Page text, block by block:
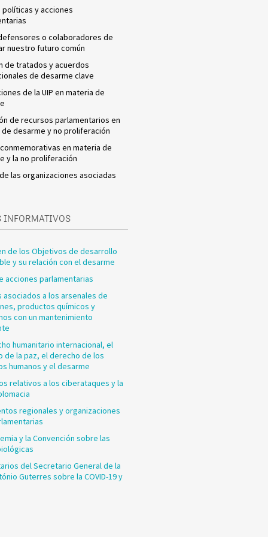
políticas y acciones
o colaboradores de
nuestro futuro común
de tratados y acuerdos
de desarme clave
de la UIP en materia de
de recursos parlamentarios en
desarme y no proliferación
en materia de
y la no proliferación
las organizaciones asociadas
INFORMATIVOS
de los Objetivos de desarrollo
y su relación con el desarme
acciones parlamentarias
asociados a los arsenales de
productos químicos y
con un mantenimiento
humanitario internacional, el
de la paz, el derecho de los
humanos y el desarme
relativos a los ciberataques y la
regionales y organizaciones
y la Convención sobre las
del Secretario General de la
Guterres sobre la COVID-19 y